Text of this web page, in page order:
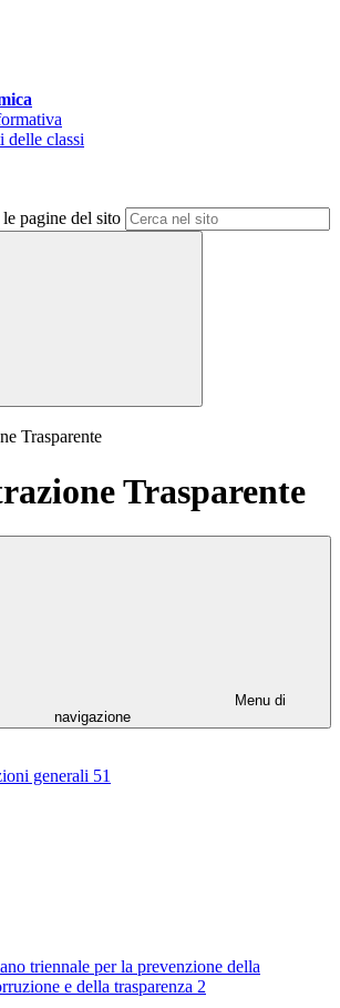
delle classi
pagine del sito
Trasparente
Trasparente
Menu di
navigazione
generali 51
triennale per la prevenzione della
e della trasparenza 2